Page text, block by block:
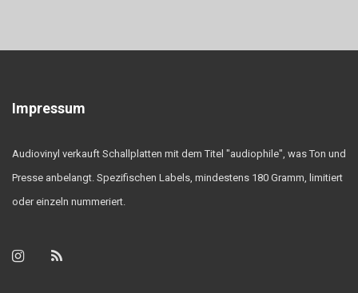
Impressum
Audiovinyl verkauft Schallplatten mit dem Titel "audiophile", was Ton und
Presse anbelangt. Spezifischen Labels, mindestens 180 Gramm, limitiert
oder einzeln nummeriert.